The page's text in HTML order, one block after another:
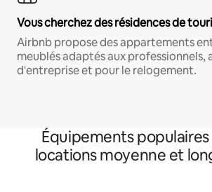
Vous cherchez des résidences de
Airbnb propose des appartements
meublés adaptés aux professionnels,
d'entreprise et pour le relogement.
Équipements
locations moyenne et